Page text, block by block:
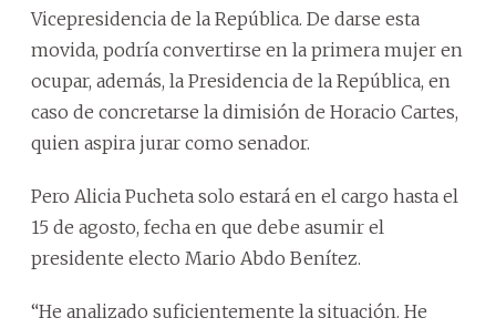
Vicepresidencia de la República. De darse esta
movida, podría convertirse en la primera mujer en
ocupar, además, la Presidencia de la República, en
caso de concretarse la dimisión de Horacio Cartes,
quien aspira jurar como senador.
Pero Alicia Pucheta solo estará en el cargo hasta el
15 de agosto, fecha en que debe asumir el
presidente electo Mario Abdo Benítez.
“He analizado suficientemente la situación. He